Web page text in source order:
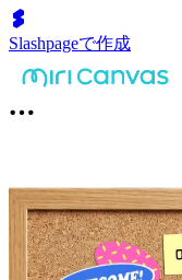
Slashpageで作成